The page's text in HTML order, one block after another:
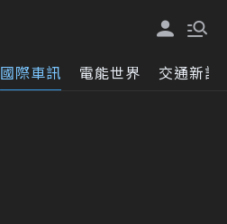
國際車訊 電能世界 交通新訊